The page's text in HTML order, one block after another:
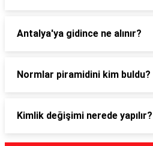
Antalya'ya gidince ne alınır?
Normlar piramidini kim buldu?
Kimlik değişimi nerede yapılır?